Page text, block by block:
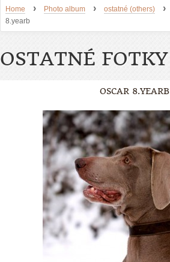
Home › Photo album › ostatné (others) ›
8.yearb
OSTATNÉ FOTKY
OSCAR 8.YEARB